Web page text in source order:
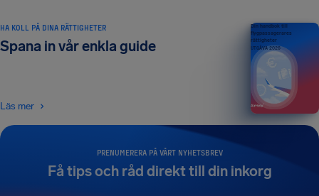
PRENUMERERA PÅ VÅRT NYHETSBREV
Få tips och råd direkt till din inkorg
HA KOLL PÅ DINA RÄTTIGHETER
Spana in vår enkla guide
Läs mer
Din handbok till
flygpassagerares
rättigheter
UTGÅVA 2026